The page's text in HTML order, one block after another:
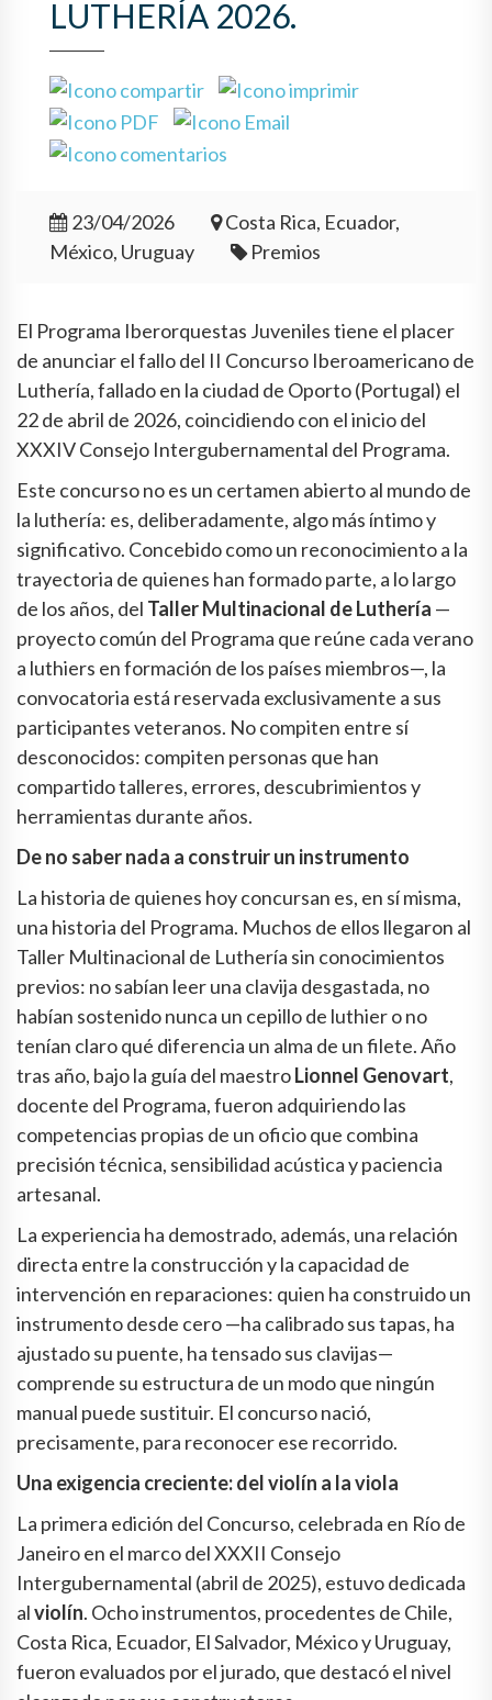
LUTHERÍA 2026.
23/04/2026
Costa Rica, Ecuador,
México, Uruguay
Premios
El Programa Iberorquestas Juveniles tiene el placer
de anunciar el fallo del II Concurso Iberoamericano de
Luthería, fallado en la ciudad de Oporto (Portugal) el
22 de abril de 2026, coincidiendo con el inicio del
XXXIV Consejo Intergubernamental del Programa.
Este concurso no es un certamen abierto al mundo de
la luthería: es, deliberadamente, algo más íntimo y
significativo. Concebido como un reconocimiento a la
trayectoria de quienes han formado parte, a lo largo
de los años, del Taller Multinacional de Luthería —
proyecto común del Programa que reúne cada verano
a luthiers en formación de los países miembros—, la
convocatoria está reservada exclusivamente a sus
participantes veteranos. No compiten entre sí
desconocidos: compiten personas que han
compartido talleres, errores, descubrimientos y
herramientas durante años.
De no saber nada a construir un instrumento
La historia de quienes hoy concursan es, en sí misma,
una historia del Programa. Muchos de ellos llegaron al
Taller Multinacional de Luthería sin conocimientos
previos: no sabían leer una clavija desgastada, no
habían sostenido nunca un cepillo de luthier o no
tenían claro qué diferencia un alma de un filete. Año
tras año, bajo la guía del maestroLionnel Genovart,
docente del Programa, fueron adquiriendo las
competencias propias de un oficio que combina
precisión técnica, sensibilidad acústica y paciencia
artesanal.
La experiencia ha demostrado, además, una relación
directa entre la construcción y la capacidad de
intervención en reparaciones: quien ha construido un
instrumento desde cero —ha calibrado sus tapas, ha
ajustado su puente, ha tensado sus clavijas—
comprende su estructura de un modo que ningún
manual puede sustituir. El concurso nació,
precisamente, para reconocer ese recorrido.
Una exigencia creciente: del violín a la viola
La primera edición del Concurso, celebrada en Río de
Janeiro en el marco del XXXII Consejo
Intergubernamental (abril de 2025), estuvo dedicada
alviolín. Ocho instrumentos, procedentes de Chile,
Costa Rica, Ecuador, El Salvador, México y Uruguay,
fueron evaluados por el jurado, que destacó el nivel